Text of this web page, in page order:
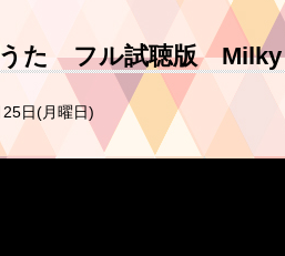
た フル試聴版 Milky
日(月曜日)